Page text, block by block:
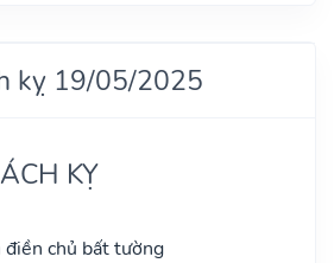
kỵ 19/05/2025
KỴ
chủ bất tường